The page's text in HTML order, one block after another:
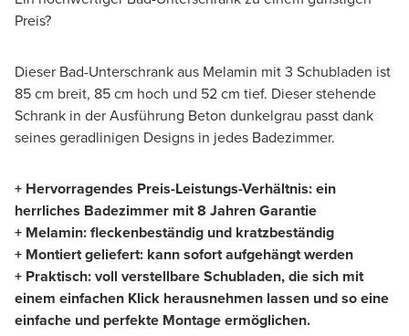
Preis?
Dieser Bad-Unterschrank aus Melamin mit 3 Schubladen ist
85 cm breit, 85 cm hoch und 52 cm tief. Dieser stehende
Schrank in der Ausführung Beton dunkelgrau passt dank
seines geradlinigen Designs in jedes Badezimmer.
+ Hervorragendes Preis-Leistungs-Verhältnis: ein
herrliches Badezimmer mit 8 Jahren Garantie
+ Melamin: fleckenbeständig und kratzbeständig
+ Montiert geliefert: kann sofort aufgehängt werden
+ Praktisch: voll verstellbare Schubladen, die sich mit
einem einfachen Klick herausnehmen lassen und so eine
einfache und perfekte Montage ermöglichen.